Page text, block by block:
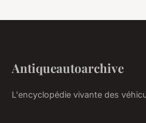
Antiqueautoarchive
L'encyclopédie vivante des